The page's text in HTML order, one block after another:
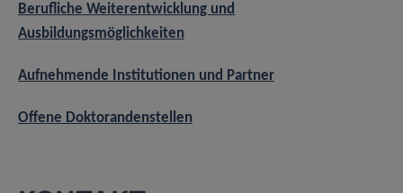
Berufliche Weiterentwicklung und
Ausbildungsmöglichkeiten
Aufnehmende Institutionen und Partner
Offene Doktorandenstellen